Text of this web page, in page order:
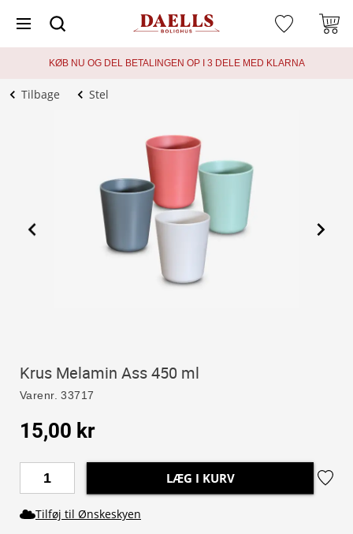
KØB NU OG DEL BETALINGEN OP I 3 DELE MED KLARNA
Tilbage Stel
Krus Melamin Ass 450 ml
Varenr. 33717
15,00 kr
LÆG I KURV
Tilføj til Ønskeskyen